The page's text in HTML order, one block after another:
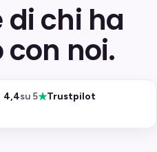
di chi ha
noi.
4,4su 5★Trustpilot